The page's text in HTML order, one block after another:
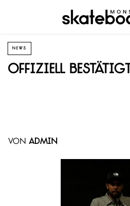
NEWS
Offiziell bestätigt
von admin